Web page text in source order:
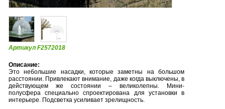
Артикул F2572018
Описание:
Это небольшие насадки, которые заметны на большом
расстоянии. Привлекают внимание, даже когда выключены, в
действующем же состоянии – великолепны. Мини-
полусфера специально спроектирована для установки в
интерьере. Подсветка усиливает зрелищность.